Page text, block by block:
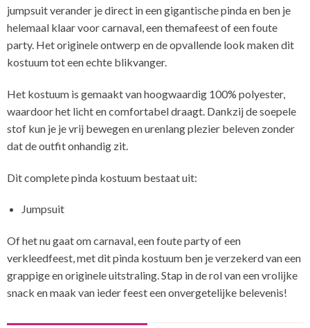
jumpsuit verander je direct in een gigantische pinda en ben je
helemaal klaar voor carnaval, een themafeest of een foute
party. Het originele ontwerp en de opvallende look maken dit
kostuum tot een echte blikvanger.
Het kostuum is gemaakt van hoogwaardig 100% polyester,
waardoor het licht en comfortabel draagt. Dankzij de soepele
stof kun je je vrij bewegen en urenlang plezier beleven zonder
dat de outfit onhandig zit.
Dit complete pinda kostuum bestaat uit:
Jumpsuit
Of het nu gaat om carnaval, een foute party of een
verkleedfeest, met dit pinda kostuum ben je verzekerd van een
grappige en originele uitstraling. Stap in de rol van een vrolijke
snack en maak van ieder feest een onvergetelijke belevenis!